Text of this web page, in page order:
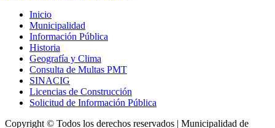
Inicio
Municipalidad
Información Pública
Historia
Geografía y Clima
Consulta de Multas PMT
SINACIG
Licencias de Construcción
Solicitud de Información Pública
Copyright © Todos los derechos reservados | Municipalidad de